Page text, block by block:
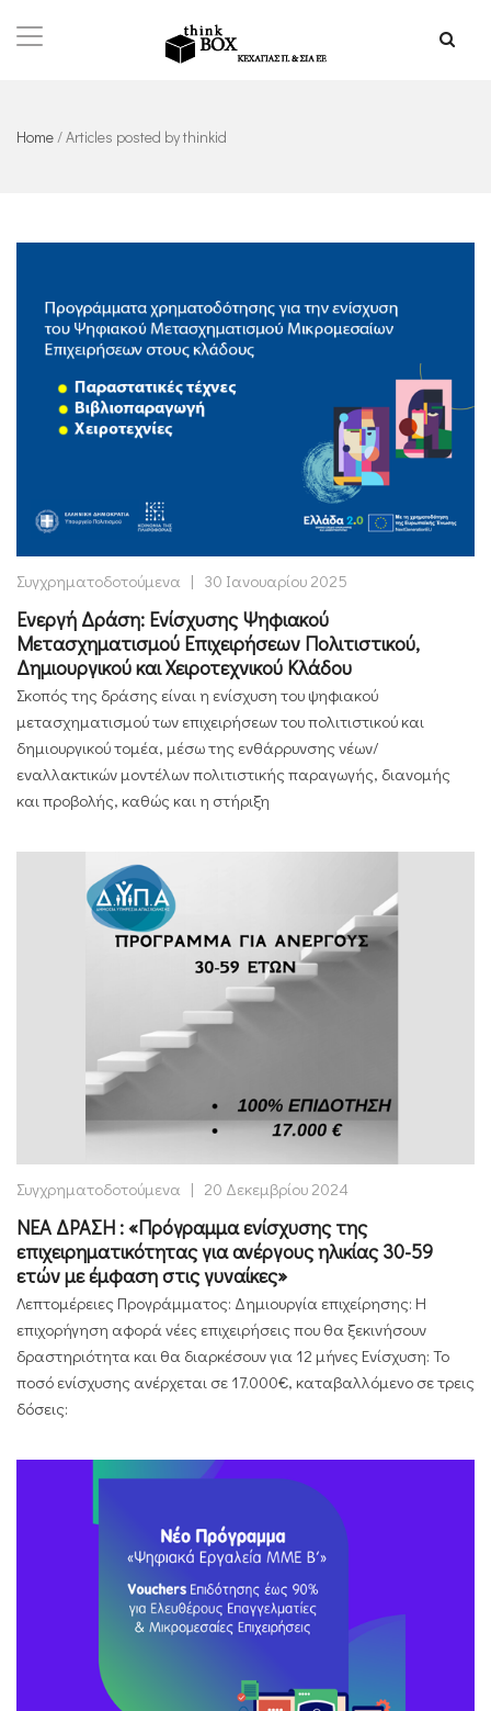
Home/Articles posted by thinkid
Συγχρηματοδοτούμενα | 30 Ιανουαρίου 2025
Ενεργή Δράση: Ενίσχυσης Ψηφιακού
Μετασχηματισμού Επιχειρήσεων Πολιτιστικού,
Δημιουργικού και Χειροτεχνικού Κλάδου
Σκοπός της δράσης είναι η ενίσχυση του ψηφιακού
μετασχηματισμού των επιχειρήσεων του πολιτιστικού και
δημιουργικού τομέα, μέσω της ενθάρρυνσης νέων/
εναλλακτικών μοντέλων πολιτιστικής παραγωγής, διανομής
και προβολής, καθώς και η στήριξη
Συγχρηματοδοτούμενα | 20 Δεκεμβρίου 2024
ΝΕΑ ΔΡΑΣΗ : «Πρόγραμμα ενίσχυσης της
επιχειρηματικότητας για ανέργους ηλικίας 30-59
ετών με έμφαση στις γυναίκες»
Λεπτομέρειες Προγράμματος: Δημιουργία επιχείρησης: Η
επιχορήγηση αφορά νέες επιχειρήσεις που θα ξεκινήσουν
δραστηριότητα και θα διαρκέσουν για 12 μήνες Ενίσχυση: Το
ποσό ενίσχυσης ανέρχεται σε 17.000€, καταβαλλόμενο σε τρεις
δόσεις: